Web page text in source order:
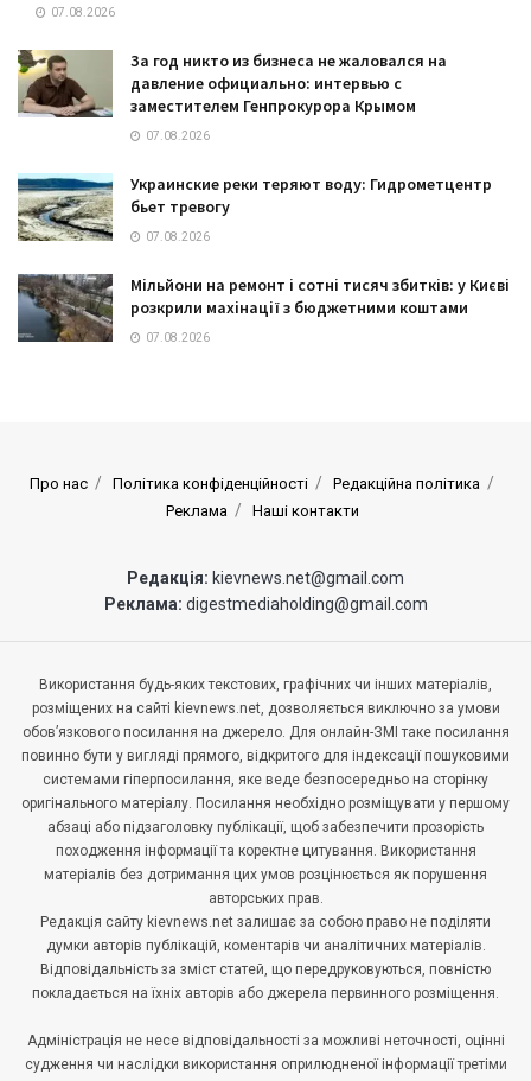
07.08.2026
За год никто из бизнеса не жаловался на
давление официально: интервью с
заместителем Генпрокурора Крымом
07.08.2026
Украинские реки теряют воду: Гидрометцентр
бьет тревогу
07.08.2026
Мільйони на ремонт і сотні тисяч збитків: у Києві
розкрили махінації з бюджетними коштами
07.08.2026
Про нас Політика конфіденційності
Редакційна політика
Реклама
Наші контакти
Редакція: kievnews.net@gmail.com
Реклама: digestmediaholding@gmail.com
Використання будь-яких текстових, графічних чи інших матеріалів,
розміщених на сайті kievnews.net, дозволяється виключно за умови
обов’язкового посилання на джерело. Для онлайн-ЗМІ таке посилання
повинно бути у вигляді прямого, відкритого для індексації пошуковими
системами гіперпосилання, яке веде безпосередньо на сторінку
оригінального матеріалу. Посилання необхідно розміщувати у першому
абзаці або підзаголовку публікації, щоб забезпечити прозорість
походження інформації та коректне цитування. Використання
матеріалів без дотримання цих умов розцінюється як порушення
авторських прав.
Редакція сайту kievnews.net залишає за собою право не поділяти
думки авторів публікацій, коментарів чи аналітичних матеріалів.
Відповідальність за зміст статей, що передруковуються, повністю
покладається на їхніх авторів або джерела первинного розміщення.
Адміністрація не несе відповідальності за можливі неточності, оцінні
судження чи наслідки використання оприлюдненої інформації третіми